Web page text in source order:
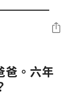
爸。六年
分享